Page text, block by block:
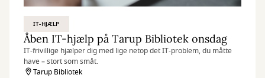
IT-HJÆLP
Åben IT-hjælp på Tarup Bibliotek onsdag
IT-frivillige hjælper dig med lige netop det IT-problem, du måtte
have – stort som småt.
Tarup Bibliotek